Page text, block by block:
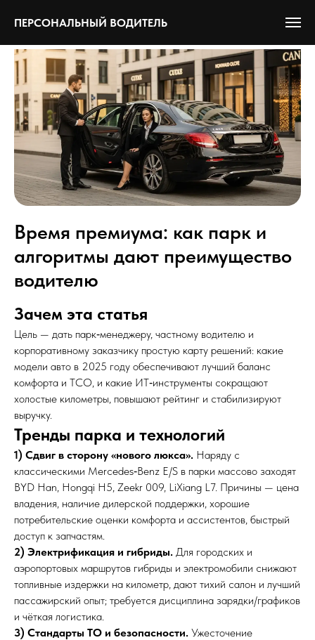
ПЕРСОНАЛЬНЫЙ ВОДИТЕЛЬ
Время премиума: как парк и
алгоритмы дают преимущество
водителю
Зачем эта статья
Цель — дать парк‑менеджеру, частному водителю и
корпоративному заказчику простую карту решений: какие
модели авто в 2025 году обеспечивают лучший баланс
комфорта и TCO, и какие ИТ‑инструменты сокращают
холостые километры, повышают рейтинг и стабилизируют
выручку.
Тренды парка и технологий
1) Сдвиг в сторону «нового люкса». Наряду с
классическими Mercedes‑Benz E/S в парки массово заходят
BYD Han, Hongqi H5, Zeekr 009, LiXiang L7. Причины — цена
владения, наличие дилерской поддержки, хорошие
потребительские оценки комфорта и ассистентов, быстрый
доступ к запчастям.
2) Электрификация и гибриды. Для городских и
аэропортовых маршрутов гибриды и электромобили снижают
топливные издержки на километр, дают тихий салон и лучший
пассажирский опыт; требуется дисциплина зарядки/графиков
и чёткая логистика.
3) Стандарты ТО и безопасности. Ужесточение